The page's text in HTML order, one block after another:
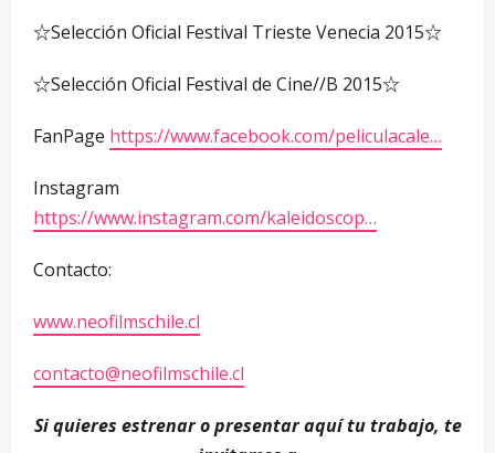
☆Selección Oficial Festival Trieste Venecia 2015☆
☆Selección Oficial Festival de Cine//B 2015☆
FanPage https://www.facebook.com/peliculacale…
Instagram
https://www.instagram.com/kaleidoscop…
Contacto:
www.neofilmschile.cl
contacto@neofilmschile.cl
Si quieres estrenar o presentar aquí tu trabajo, te